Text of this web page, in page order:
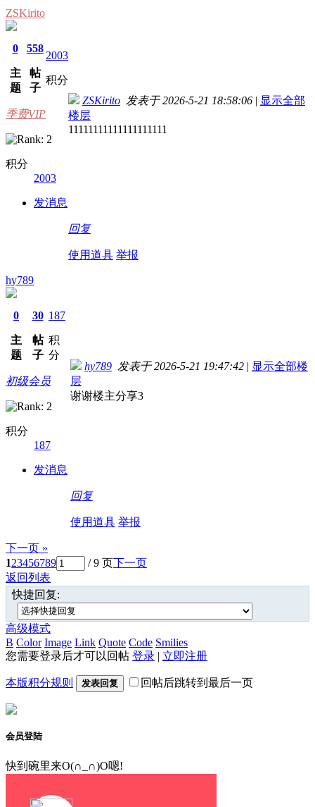
ZSKirito
0
主
题
558
帖
子
2003
积分
季费VIP
积分
2003
发消息
ZSKirito 发表于 2026-5-21 18:58:06 | 显示全部
楼层
11111111111111111111
回复
使用道具 举报
hy789
0
主
题
30
帖
子
187
积
分
初级会员
积分
187
发消息
hy789 发表于 2026-5-21 19:47:42 | 显示全部楼
层
谢谢楼主分享3
回复
使用道具 举报
下一页 »
123456789 / 9 页下一页
返回列表
快捷回复:
高级模式
B Color Image Link Quote Code Smilies
您需要登录后才可以回帖 登录 | 立即注册
本版积分规则 发表回复 回帖后跳转到最后一页
会员登陆
快到碗里来O(∩_∩)O嗯!